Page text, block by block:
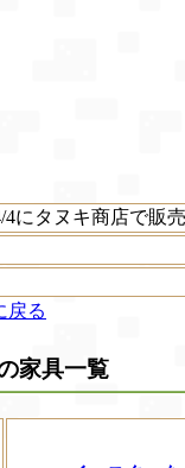
4にタヌキ商店で販売
戻る
家具一覧